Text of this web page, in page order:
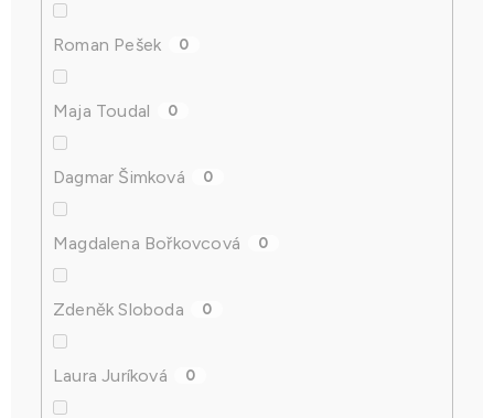
Roman Pešek 0
Maja Toudal 0
Dagmar Šimková 0
Magdalena Bořkovcová 0
Zdeněk Sloboda 0
Laura Juríková 0